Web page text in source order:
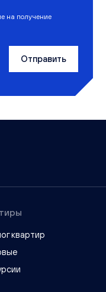
на получение
Отправить
квартир